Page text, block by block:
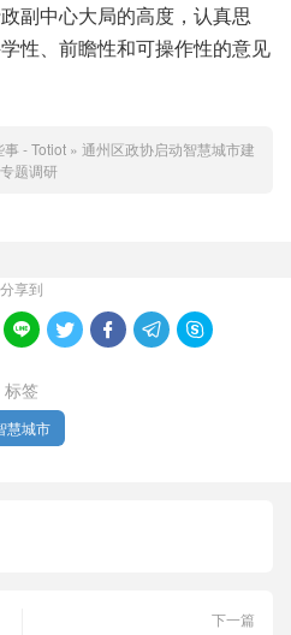
副中心大局的高度，认真思
性、前瞻性和可操作性的意见
- Totiot » 通州区政协启动智慧城市建
题调研
分享到
    
标签
慧城市
下一篇